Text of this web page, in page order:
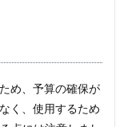
め、予算の確保が
く、使用するため